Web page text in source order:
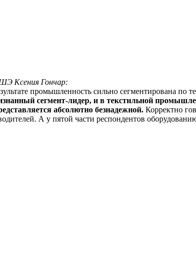
Ксения Гончар:
промышленность сильно сегментирована по
сегмент-лидер, и в текстильной
абсолютно безнадежной. Корректно
А у пятой части респондентов